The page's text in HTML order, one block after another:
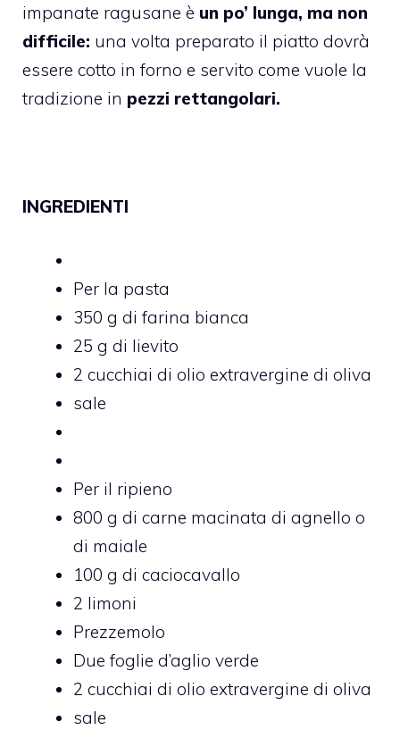
impanate ragusane è un po’ lunga, ma non
difficile: una volta preparato il piatto dovrà
essere cotto in forno e servito come vuole la
tradizione in pezzi rettangolari.
INGREDIENTI
Per la pasta
350 g di farina bianca
25 g di lievito
2 cucchiai di olio extravergine di oliva
sale
Per il ripieno
800 g di carne macinata di agnello o
di maiale
100 g di caciocavallo
2 limoni
Prezzemolo
Due foglie d’aglio verde
2 cucchiai di olio extravergine di oliva
sale